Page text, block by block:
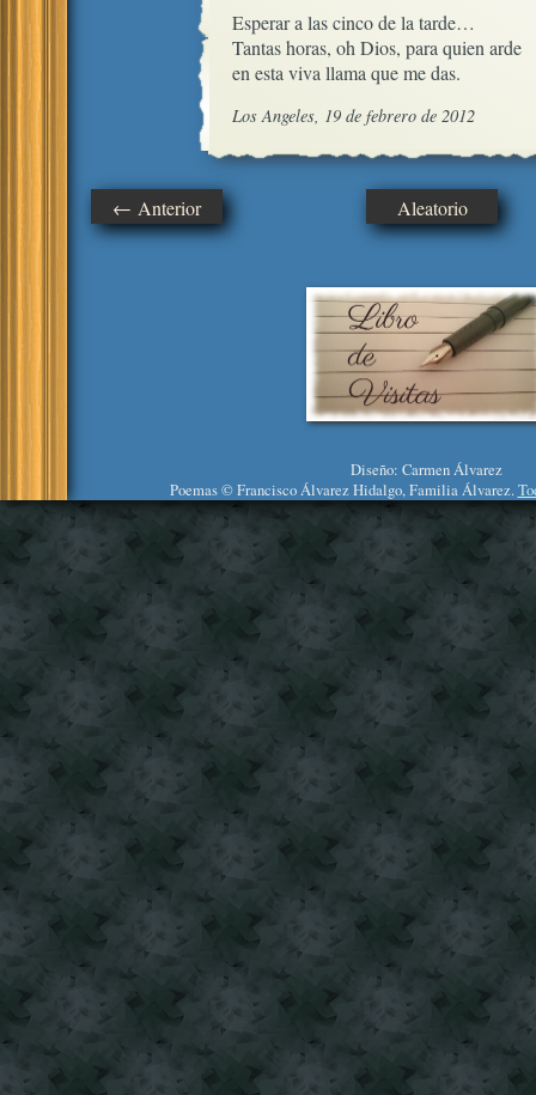
Esperar a las cinco de la tarde…
Tantas horas, oh Dios, para quien arde
en esta viva llama que me das.
Los Angeles, 19 de febrero de 2012
← Anterior Aleatorio
Diseño: Carmen Álvarez
Poemas © Francisco Álvarez Hidalgo, Familia Álvarez.